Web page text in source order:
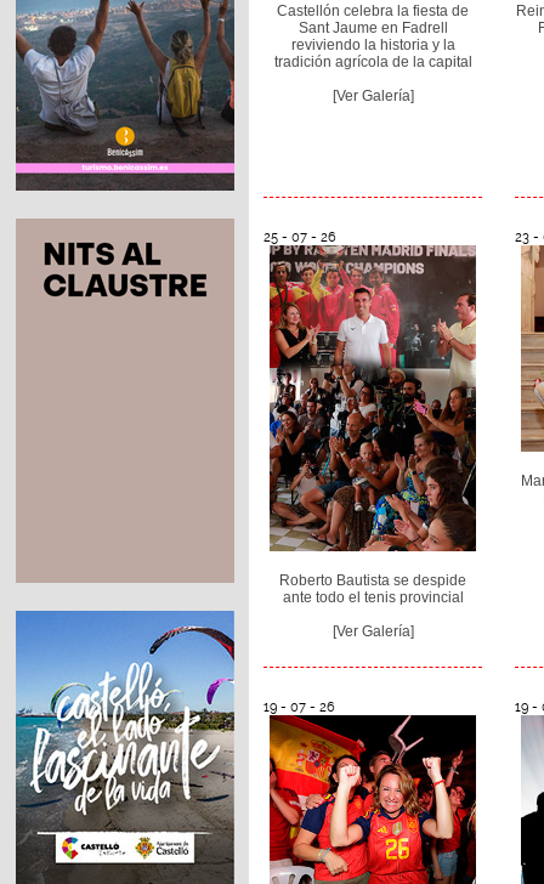
Castellón celebra la fiesta de
Sant Jaume en Fadrell
reviviendo la historia y la
tradición agrícola de la capital
[Ver Galería]
25 - 07 - 26
Roberto Bautista se despide
ante todo el tenis provincial
[Ver Galería]
23 -
19 - 07 - 26 19 -